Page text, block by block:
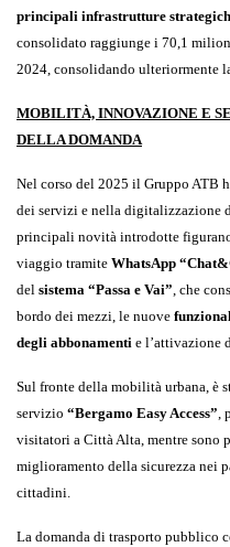
principali infrastrutture
consolidato raggiunge i 70,1
2024, consolidando ulteriormente
MOBILITÀ, INNOVAZIONE E
DELLA DOMANDA
Nel corso del 2025 il Gruppo ATB
dei servizi e nella digitalizzazione
principali novità introdotte
viaggio tramite WhatsApp
del sistema “Passa e Vai”, che
bordo dei mezzi, le nuove
degli abbonamenti e l’attivazione
Sul fronte della mobilità urbana, è
servizio “Bergamo Easy Access”,
visitatori a Città Alta, mentre
miglioramento della sicurezza nei
cittadini.
La domanda di trasporto pubblico